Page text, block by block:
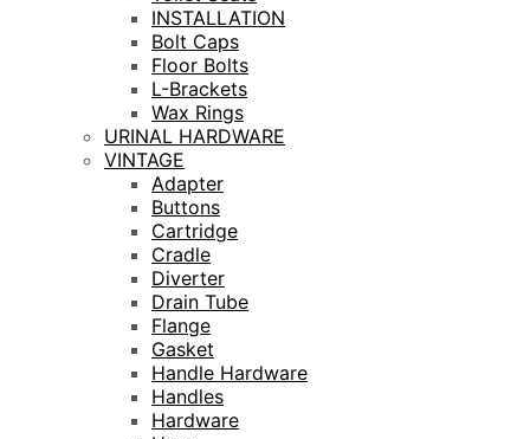
INSTALLATION
Bolt Caps
Floor Bolts
L-Brackets
Wax Rings
URINAL HARDWARE
VINTAGE
Adapter
Buttons
Cartridge
Cradle
Diverter
Drain Tube
Flange
Gasket
Handle Hardware
Handles
Hardware